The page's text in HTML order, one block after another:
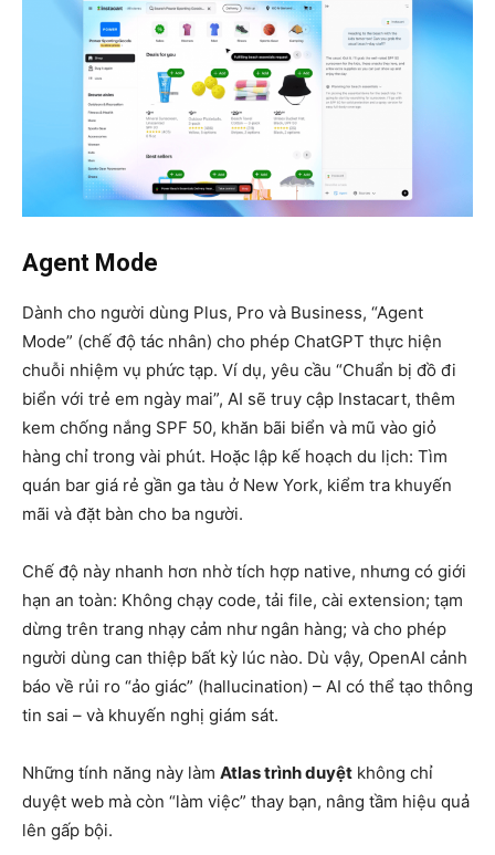
Agent Mode
Dành cho người dùng Plus, Pro và Business, “Agent
Mode” (chế độ tác nhân) cho phép ChatGPT thực hiện
chuỗi nhiệm vụ phức tạp. Ví dụ, yêu cầu “Chuẩn bị đồ đi
biển với trẻ em ngày mai”, AI sẽ truy cập Instacart, thêm
kem chống nắng SPF 50, khăn bãi biển và mũ vào giỏ
hàng chỉ trong vài phút. Hoặc lập kế hoạch du lịch: Tìm
quán bar giá rẻ gần ga tàu ở New York, kiểm tra khuyến
mãi và đặt bàn cho ba người.
Chế độ này nhanh hơn nhờ tích hợp native, nhưng có giới
hạn an toàn: Không chạy code, tải file, cài extension; tạm
dừng trên trang nhạy cảm như ngân hàng; và cho phép
người dùng can thiệp bất kỳ lúc nào. Dù vậy, OpenAI cảnh
báo về rủi ro “ảo giác” (hallucination) – AI có thể tạo thông
tin sai – và khuyến nghị giám sát.
Những tính năng này làm Atlas trình duyệt không chỉ
duyệt web mà còn “làm việc” thay bạn, nâng tầm hiệu quả
lên gấp bội.